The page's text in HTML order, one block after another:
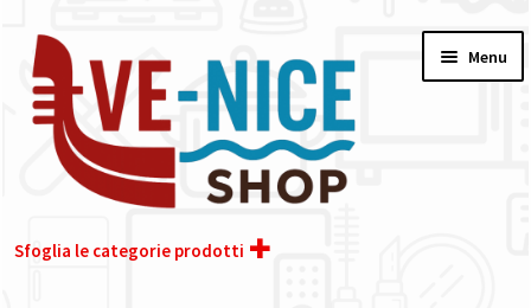
alla
navigazione
contenuto
Menu
Sfoglia le categorie prodotti